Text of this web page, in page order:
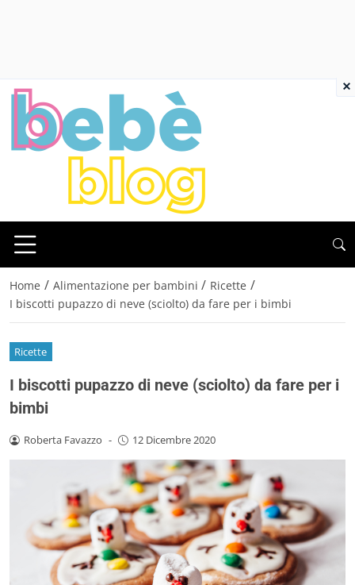
Home / Alimentazione per bambini / Ricette /
I biscotti pupazzo di neve (sciolto) da fare per i bimbi
Ricette
I biscotti pupazzo di neve (sciolto) da fare per i
bimbi
Roberta Favazzo - 12 Dicembre 2020
×